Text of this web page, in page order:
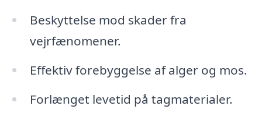
Beskyttelse mod skader fra
vejrfænomener.
Effektiv forebyggelse af alger og mos.
Forlænget levetid på tagmaterialer.